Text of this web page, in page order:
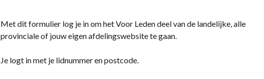
Met dit formulier log je in om het Voor Leden deel van de landelijke, alle
provinciale of jouw eigen afdelingswebsite te gaan.
Je logt in met je lidnummer en postcode.